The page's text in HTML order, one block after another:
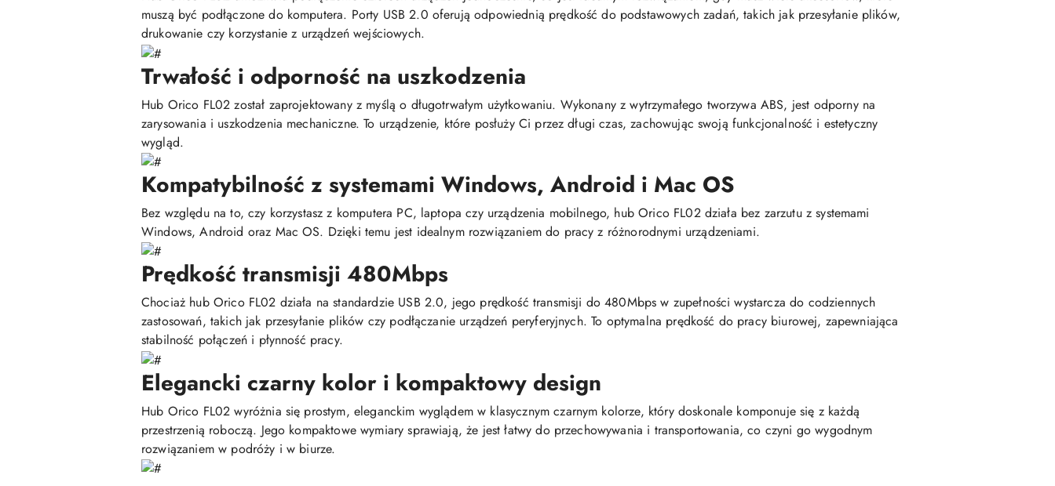
muszą być podłączone do komputera. Porty USB 2.0 oferują odpowiednią prędkość do podstawowych zadań, takich jak przesyłanie plików,
drukowanie czy korzystanie z urządzeń wejściowych.
Trwałość i odporność na uszkodzenia
Hub Orico FL02 został zaprojektowany z myślą o długotrwałym użytkowaniu. Wykonany z wytrzymałego tworzywa ABS, jest odporny na
zarysowania i uszkodzenia mechaniczne. To urządzenie, które posłuży Ci przez długi czas, zachowując swoją funkcjonalność i estetyczny
wygląd.
Kompatybilność z systemami Windows, Android i Mac OS
Bez względu na to, czy korzystasz z komputera PC, laptopa czy urządzenia mobilnego, hub Orico FL02 działa bez zarzutu z systemami
Windows, Android oraz Mac OS. Dzięki temu jest idealnym rozwiązaniem do pracy z różnorodnymi urządzeniami.
Prędkość transmisji 480Mbps
Chociaż hub Orico FL02 działa na standardzie USB 2.0, jego prędkość transmisji do 480Mbps w zupełności wystarcza do codziennych
zastosowań, takich jak przesyłanie plików czy podłączanie urządzeń peryferyjnych. To optymalna prędkość do pracy biurowej, zapewniająca
stabilność połączeń i płynność pracy.
Elegancki czarny kolor i kompaktowy design
Hub Orico FL02 wyróżnia się prostym, eleganckim wyglądem w klasycznym czarnym kolorze, który doskonale komponuje się z każdą
przestrzenią roboczą. Jego kompaktowe wymiary sprawiają, że jest łatwy do przechowywania i transportowania, co czyni go wygodnym
rozwiązaniem w podróży i w biurze.